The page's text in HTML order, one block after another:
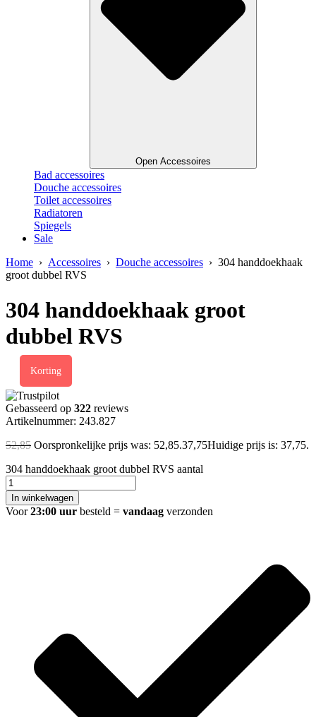
Open Accessoires
Bad accessoires
Douche accessoires
Toilet accessoires
Radiatoren
Spiegels
Sale
Home › Accessoires › Douche accessoires › 304 handdoekhaak
groot dubbel RVS
304 handdoekhaak groot
dubbel RVS
Korting
Gebasseerd op 322 reviews
Artikelnummer: 243.827
52,85 Oorspronkelijke prijs was: 52,85.37,75Huidige prijs is: 37,75.
304 handdoekhaak groot dubbel RVS aantal
In winkelwagen
Voor23:00 uur besteld = vandaag verzonden